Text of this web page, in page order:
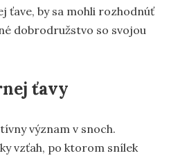
ťave, by sa mohli rozhodnúť
dobrodružstvo so svojou
ťavy
význam v snoch.
vzťah, po ktorom snílek